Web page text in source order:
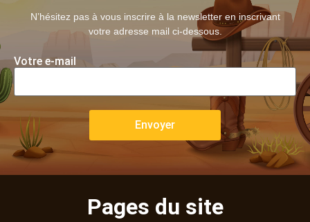
N’hésitez pas à vous inscrire à la newsletter en inscrivant
votre adresse mail ci-dessous.
Votre e-mail
Pages du site